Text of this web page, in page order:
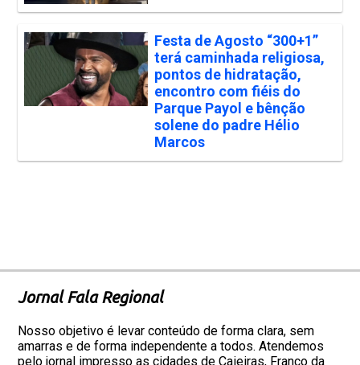
Festa de Agosto “300+1”
terá caminhada religiosa,
pontos de hidratação,
encontro com fiéis do
Parque Payol e bênção
solene do padre Hélio
Marcos
Jornal Fala Regional
Nosso objetivo é levar conteúdo de forma clara, sem
amarras e de forma independente a todos. Atendemos
pelo jornal impresso as cidades de Caieiras, Franco da